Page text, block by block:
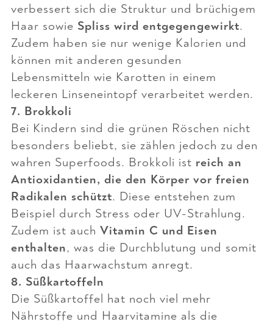
verbessert sich die Struktur und brüchigem
Haar sowie Spliss wird entgegengewirkt.
Zudem haben sie nur wenige Kalorien und
können mit anderen gesunden
Lebensmitteln wie Karotten in einem
leckeren Linseneintopf verarbeitet werden.
7. Brokkoli
Bei Kindern sind die grünen Röschen nicht
besonders beliebt, sie zählen jedoch zu den
wahren Superfoods. Brokkoli ist reich an
Antioxidantien, die den Körper vor freien
Radikalen schützt. Diese entstehen zum
Beispiel durch Stress oder UV-Strahlung.
Zudem ist auch Vitamin C und Eisen
enthalten, was die Durchblutung und somit
auch das Haarwachstum anregt.
8. Süßkartoffeln
Die Süßkartoffel hat noch viel mehr
Nährstoffe und Haarvitamine als die